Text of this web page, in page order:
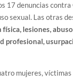
17 denuncias contra
sexual. Las otras
física, lesiones,
profesional,
mujeres,